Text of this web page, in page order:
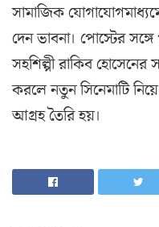
সামাজিক
দেন ভাবনা। পোস্টের
সহশিল্পী রাকিব
করলে নতুন সিনেমাটি
আগ্রহ তৈরি হয়।